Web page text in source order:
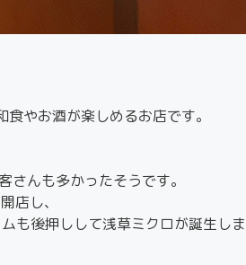
やお酒が楽しめるお店です。
んも多かったそうです。
店し、
も後押しして浅草ミクロが誕生し